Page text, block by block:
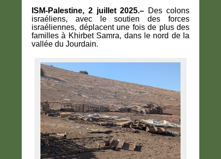
ISM-Palestine, 2 juillet 2025.– Des colons
israéliens, avec le soutien des forces
israéliennes, déplacent une fois de plus des
familles à Khirbet Samra, dans le nord de la
vallée du Jourdain.